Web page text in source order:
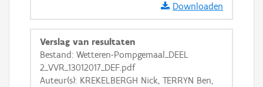
Downloaden
Verslag van resultaten
Bestand: Wetteren-Pompgemaal_DEEL
2_VVR_13012017_DEF.pdf
Auteur(s): KREKELBERGH Nick, TERRYN Ben,